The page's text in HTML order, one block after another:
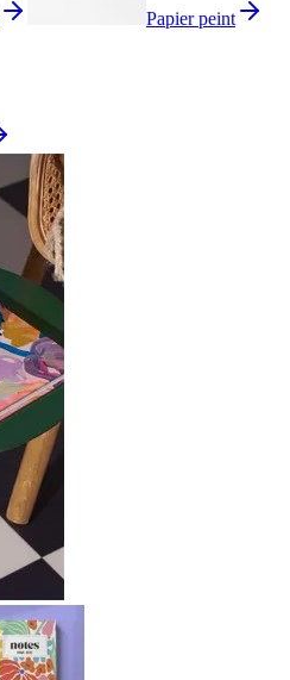
Papier peint